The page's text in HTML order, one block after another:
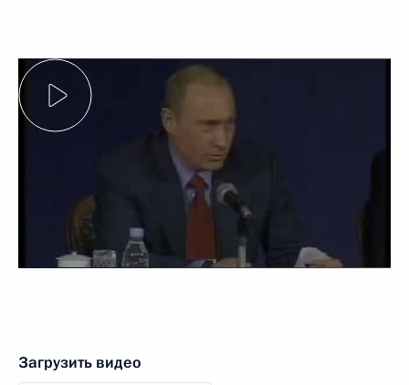
Загрузить видео